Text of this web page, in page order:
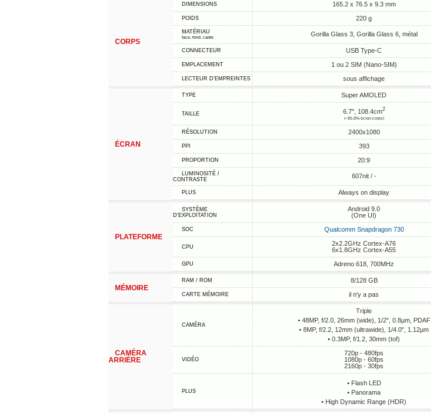
CORPS
DIMENSIONS 165.2 x 76.5 x 9.3 mm
POIDS 220 g
MATÉRIAU
face, fond, cadre Gorilla Glass 3, Gorilla Glass 6, métal
CONNECTEUR USB Type-C
EMPLACEMENT 1 ou 2 SIM (Nano-SIM)
LECTEUR D'EMPREINTES sous affichage
ÉCRAN
TYPE Super AMOLED
TAILLE 6.7", 108.4cm2
(~85.8% écran-corps)
RÉSOLUTION 2400x1080
PPI 393
PROPORTION 20:9
LUMINOSITÉ /
CONTRASTE
607nit / -
PLUS Always on display
PLATEFORME
SYSTÈME
D'EXPLOITATION
Android 9.0
(One UI)
SOC Qualcomm Snapdragon 730
CPU
2x2.2GHz Cortex-A76
6x1.8GHz Cortex-A55
GPU Adreno 618, 700MHz
MÉMOIRE
RAM / ROM 8/128 GB
CARTE MÉMOIRE il n'y a pas
CAMÉRA
ARRIÈRE
CAMÉRA
Triple
• 48MP, f/2.0, 26mm (wide), 1/2", 0.8µm, PDAF
• 8MP, f/2.2, 12mm (ultrawide), 1/4.0", 1.12µm
• 0.3MP, f/1.2, 30mm (tof)
VIDÉO
720p - 480fps
1080p - 60fps
2160p - 30fps
PLUS
• Flash LED
• Panorama
• High Dynamic Range (HDR)